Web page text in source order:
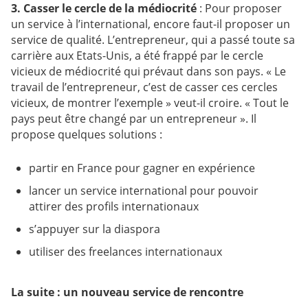
3. Casser le cercle de la médiocrité : Pour proposer
un service à l’international, encore faut-il proposer un
service de qualité. L’entrepreneur, qui a passé toute sa
carrière aux Etats-Unis, a été frappé par le cercle
vicieux de médiocrité qui prévaut dans son pays. « Le
travail de l’entrepreneur, c’est de casser ces cercles
vicieux, de montrer l’exemple » veut-il croire. « Tout le
pays peut être changé par un entrepreneur ». Il
propose quelques solutions :
partir en France pour gagner en expérience
lancer un service international pour pouvoir
attirer des profils internationaux
s’appuyer sur la diaspora
utiliser des freelances internationaux
La suite : un nouveau service de rencontre